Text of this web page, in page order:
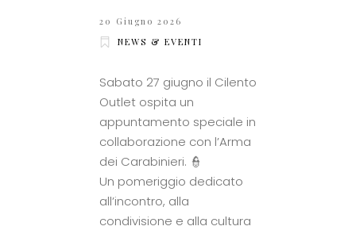
20 Giugno 2026
NEWS & EVENTI
Sabato 27 giugno il Cilento
Outlet ospita un
appuntamento speciale in
collaborazione con l’Arma
dei Carabinieri. 👮
Un pomeriggio dedicato
all’incontro, alla
condivisione e alla cultura